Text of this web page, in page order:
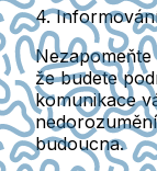
4.
že budete
komunikace
budoucna.